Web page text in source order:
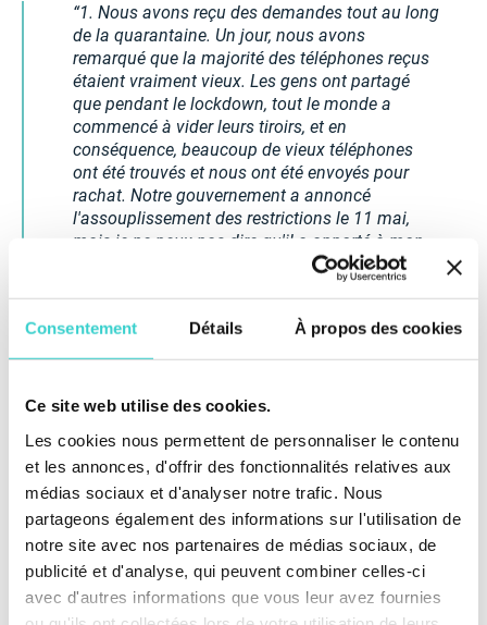
Consentement Détails À propos des cookies
Ce site web utilise des cookies.
Les cookies nous permettent de personnaliser le contenu
et les annonces, d'offrir des fonctionnalités relatives aux
médias sociaux et d'analyser notre trafic. Nous
partageons également des informations sur l'utilisation de
notre site avec nos partenaires de médias sociaux, de
publicité et d'analyse, qui peuvent combiner celles-ci
avec d'autres informations que vous leur avez fournies
1. Nous avons reçu des demandes tout au long
de la quarantaine. Un jour, nous avons
remarqué que la majorité des téléphones reçus
étaient vraiment vieux. Les gens ont partagé
que pendant le lockdown, tout le monde a
commencé à vider leurs tiroirs, et en
conséquence, beaucoup de vieux téléphones
ont été trouvés et nous ont été envoyés pour
rachat. Notre gouvernement a annoncé
l'assouplissement des restrictions le 11 mai,
mais je ne peux pas dire qu'il a apporté à mon
entreprise des changements réels. Le nombre
de demandes a augmenté, mais pas tant.
2. Par ailleurs, je vois comment le mouvement
des marchandises en France se rétablit et il a
avons enfin obtenu plusieurs beaux et récents
portables, lesquels nous avons attendu depuis
plus d'un mois.
3. Le marché secondaire de la téléphonie
mobile se stabilise maintenant et je pense qu'il
commencera à retrouver son état normal en
juin, lorsque la plupart des restrictions seront
levées.